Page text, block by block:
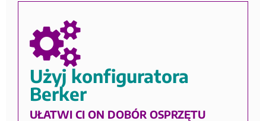
Użyj konfiguratora
Berker
UŁATWI CI ON DOBÓR OSPRZĘTU